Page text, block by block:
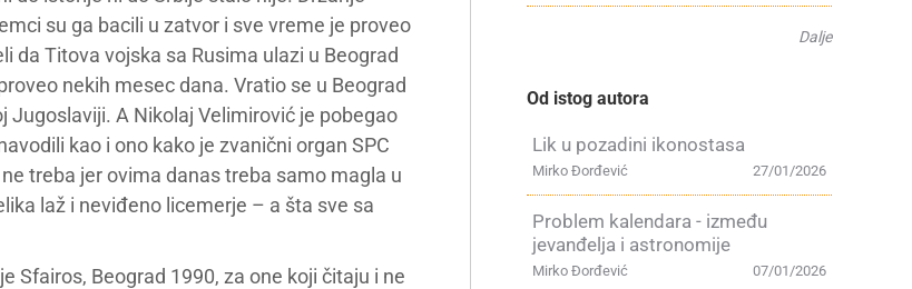
su ga bacili u zatvor i sve vreme je proveo
da Titova vojska sa Rusima ulazi u Beograd
nekih mesec dana. Vratio se u Beograd
A Nikolaj Velimirović je pobegao
kao i ono kako je zvanični organ SPC
treba jer ovima danas treba samo magla u
laž i neviđeno licemerje – a šta sve sa
Sfairos, Beograd 1990, za one koji čitaju i ne
Dalje
Od istog autora
Lik u pozadini ikonostasa
27/01/2026
Mirko Đorđević
Problem kalendara - između
jevanđelja i astronomije
07/01/2026
Mirko Đorđević